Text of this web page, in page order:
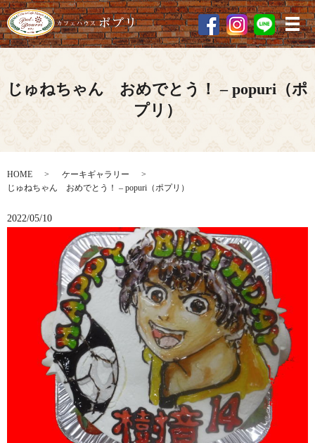
メ
じゅねちゃん おめでとう！ – popuri（ポ
プリ）
HOME
ケーキギャラリー
じゅねちゃん おめでとう！ – popuri（ポプリ）
2022/05/10